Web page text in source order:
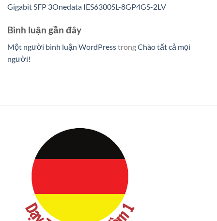
Gigabit SFP 3Onedata IES6300SL-8GP4GS-2LV
Bình luận gần đây
Một người bình luận WordPresstrongChào tất cả mọi
người!